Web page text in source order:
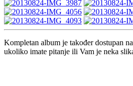
Kompletan album je također dostupan
ukoliko imate pitanje ili Vam je neka